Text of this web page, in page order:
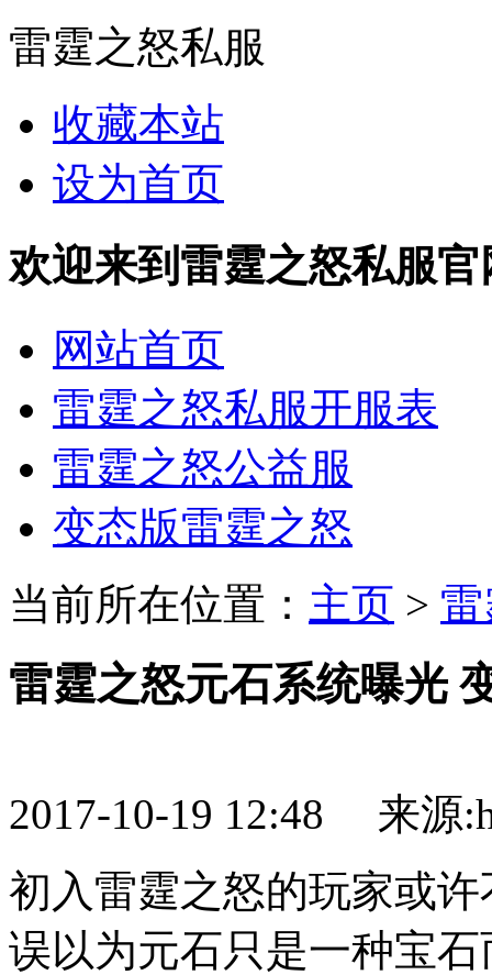
雷霆之怒私服
收藏本站
设为首页
欢迎来到雷霆之怒私服
网站首页
雷霆之怒私服开服表
雷霆之怒公益服
变态版雷霆之怒
当前所在位置： 主页 >
雷霆之怒元石系统曝光
2017-10-19 12:48 来源
初入雷霆之怒的玩家或
误以为元石只是一种宝